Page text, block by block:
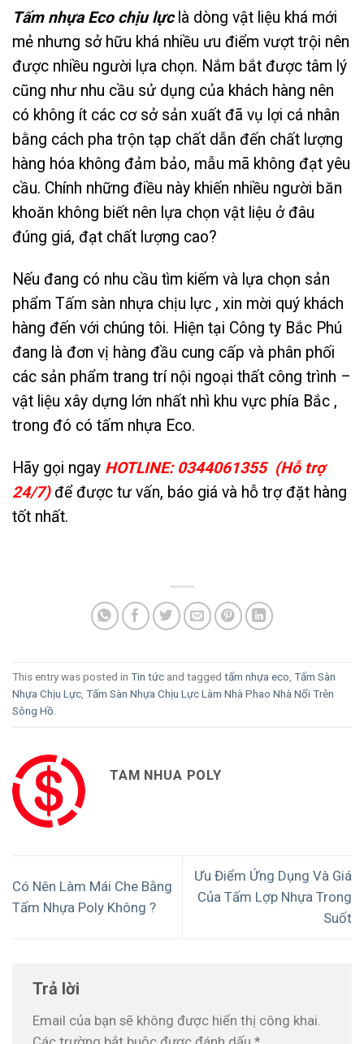
Tấm nhựa Eco chịu lựclà dòng vật liệu khá mới
mẻ nhưng sở hữu khá nhiều ưu điểm vượt trội nên
được nhiều người lựa chọn. Nắm bắt được tâm lý
cũng như nhu cầu sử dụng của khách hàng nên
có không ít các cơ sở sản xuất đã vụ lợi cá nhân
bằng cách pha trộn tạp chất dẫn đến chất lượng
hàng hóa không đảm bảo, mẫu mã không đạt yêu
cầu. Chính những điều này khiến nhiều người băn
khoăn không biết nên lựa chọn vật liệu ở đâu
đúng giá, đạt chất lượng cao?
Nếu đang có nhu cầu tìm kiếm và lựa chọn sản
phẩm Tấm sàn nhựa chịu lực , xin mời quý khách
hàng đến với chúng tôi. Hiện tại Công ty Bắc Phú
đang là đơn vị hàng đầu cung cấp và phân phối
các sản phẩm trang trí nội ngoại thất công trình –
vật liệu xây dựng lớn nhất nhì khu vực phía Bắc ,
trong đó có tấm nhựa Eco.
Hãy gọi ngay HOTLINE: 0344061355 (Hỗ trợ
24/7) để được tư vấn, báo giá và hỗ trợ đặt hàng
tốt nhất.
This entry was posted in Tin tức and tagged tấm nhựa eco Tấm Sàn
Nhựa Chịu Lực Tấm Sàn Nhựa Chịu Lực Làm Nhà Phao Nhà Nổi Trên
Sông Hồ
TAM NHUA POLY
Có Nên Làm Mái Che Bằng
Tấm Nhựa Poly Không ?
Ưu Điểm Ứng Dụng Và Giá
Của Tấm Lợp Nhựa Trong
Suốt
Trả lời
Email của bạn sẽ không được hiển thị công khai.